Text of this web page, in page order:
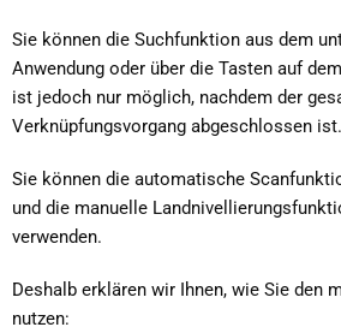
Sie können die Suchfunktion aus dem
Anwendung oder über die Tasten auf
ist jedoch nur möglich, nachdem der
Verknüpfungsvorgang abgeschlossen ist.
Sie können die automatische
und die manuelle
verwenden.
Deshalb erklären wir Ihnen, wie Sie den
nutzen: